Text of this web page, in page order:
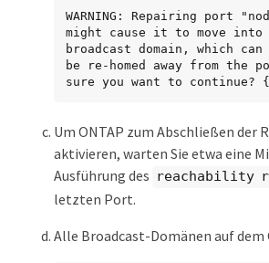
WARNING: Repairing port
might cause it to move
broadcast domain, which
be re-homed away from the
sure you want to continue?
Um ONTAP zum Abschließen der
aktivieren, warten Sie etwa eine
Ausführung des reachability
letzten Port.
Alle Broadcast-Domänen auf